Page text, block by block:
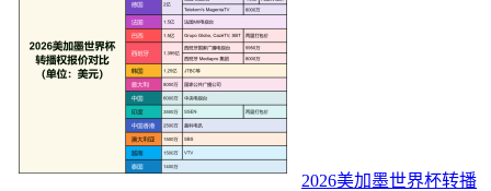
2026美加墨世界杯转播